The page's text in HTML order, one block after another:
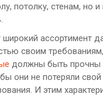
потолку, стенам, но
ассортимент
своим
должны быть прочны
они не потеряли
И этим